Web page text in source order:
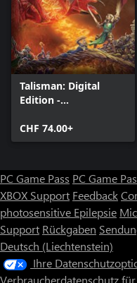
Talisman: Digital
Edition -
CHF 74.00+
PC Game Pass PC Game
XBOX Support Feedback
photosensitive Epilepsie
Support Rückgaben
Deutsch (Liechtenstein)
Ihre
Verbraucherdatenschutz